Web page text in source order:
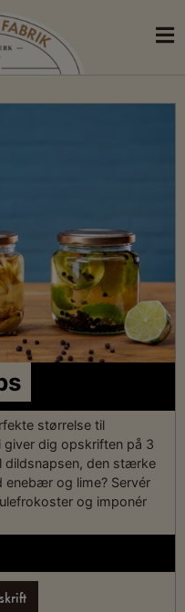
størrelse til
dig opskriften på 3
dildsnapsen, den stærke
enebær og lime? Servér
og imponér